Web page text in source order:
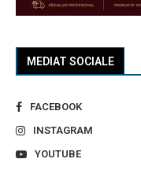
MEDIAT SOCIALE
FACEBOOK
INSTAGRAM
YOUTUBE